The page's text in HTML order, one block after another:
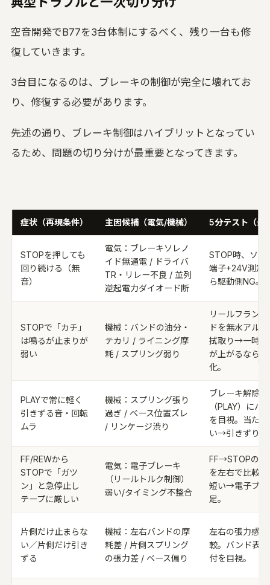
空音開発でB77を3台体制にするべく、残り一台も修
復していきます。
3台目になるのは、ブレーキの制御が完全に壊れてお
り、修復する必要があります。
先述の通り、ブレーキ制御はハイブリットとなってい
るため、問題の切り分けが最重要となってきます。
症状（再現条件） 主因候補（電気/機械） 5分テスト（最
STOPを押しても
回り続ける（無
音）
電気：ブレーキソレノ
イド無通電 / ドライバ
TR・リレー不良 / 並列
逆起電力ダイオード断
STOP時、ソレ
端子+24V測定
ら駆動側NG。
STOPで「カチ」
は鳴るが止まりが
弱い
機械：バンドの油分・
テカリ / ライニング摩
耗 / スプリング弱り
リールフラン
ドを無水アル
拭取り→一時的
が上がるなら摩
化。
PLAYで常に軽く
引きずる音・回転
ムラ
機械：スプリング張り
過ぎ / ベース位置ズレ
/ リンケージ渋り
ブレーキ解除中
（PLAY）にバ
を目視。当た
い→引きずり。
FF/REWから
STOPで「ガツ
ン」と急停止し
テープに厳しい
電気：電子ブレーキ
（リールトルク制御）
弱い/タイミング不整合
FF→STOPの惰
を左右で比較
短い→電子ブレ
足。
片側だけ止まらな
い／片側だけ引き
ずる
機械：左右バンドの摩
耗差 / 片側スプリング
の張力差 / ベース偏り
左右の張力感
較。バンド表
付を目視。